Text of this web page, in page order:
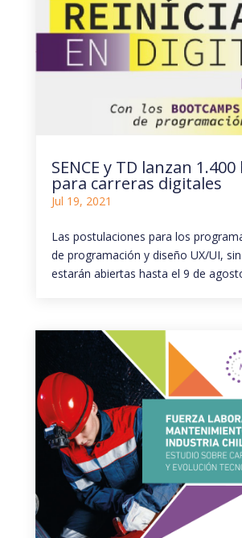
SENCE y TD lanzan 1.400
para carreras digitales
Jul 19, 2021
Las postulaciones para los
de programación y diseño UX/UI,
estarán abiertas hasta el 9 de